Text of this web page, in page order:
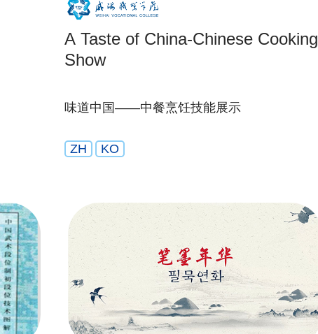
A Taste of China-Chinese Cooking
Show
味道中国——中餐烹饪技能展示
ZH KO